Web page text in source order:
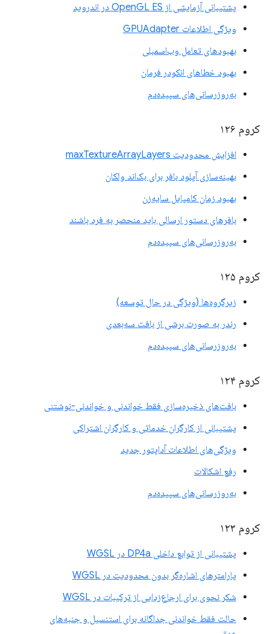
پشتیبانی آزمایشی از OpenGL ES در اندروید
ویژگی اطلاعات GPUAdapter
بهبودهای تعامل وب‌اسمبلی
بهبود خطاهای انکودر فرمان
به‌روزرسانی‌های سپیده‌دم
کروم ۱۲۶
افزایش محدودیت maxTextureArrayLayers
بهینه‌سازی آپلود بافر برای بک‌اند ولکان
بهبود زمان کامپایل سایه‌زن
بافرهای دستور ارسالی باید منحصر به فرد باشند
به‌روزرسانی‌های سپیده‌دم
کروم ۱۲۵
زیرگروه‌ها (ویژگی در حال توسعه)
رندر به صورت برشی از بافت سه‌بعدی
به‌روزرسانی‌های سپیده‌دم
کروم ۱۲۴
بافت‌های ذخیره‌سازی فقط خواندنی و خواندنی-نوشتنی
پشتیبانی از کارگران خدماتی و کارگران اشتراکی
ویژگی‌های اطلاعات آداپتور جدید
رفع اشکالات
به‌روزرسانی‌های سپیده‌دم
کروم ۱۲۳
پشتیبانی از توابع داخلی DP4a در WGSL
پارامترهای اشاره‌گر بدون محدودیت در WGSL
شکر نحوی برای ارجاع‌زدایی از ترکیبات در WGSL
حالت فقط خواندنی جداگانه برای استنسیل و جنبه‌های